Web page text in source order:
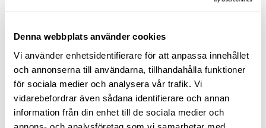
Denna webbplats använder cookies
Vi använder enhetsidentifierare för att anpassa innehållet
och annonserna till användarna, tillhandahålla funktioner
för sociala medier och analysera vår trafik. Vi
vidarebefordrar även sådana identifierare och annan
information från din enhet till de sociala medier och
Pickleball